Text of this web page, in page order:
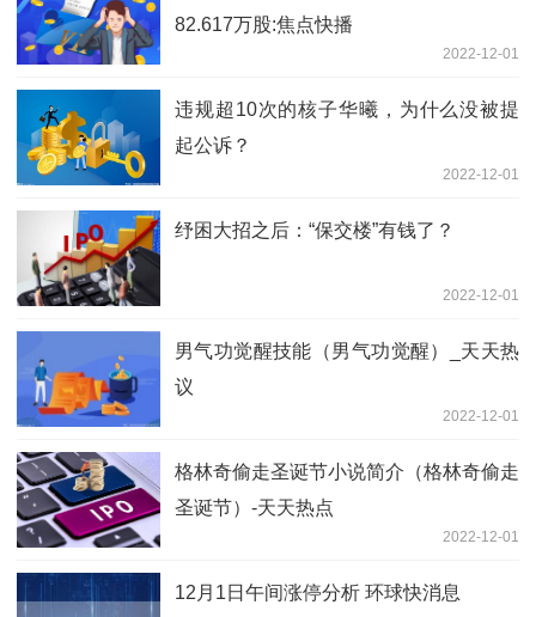
82.617万股:焦点快播
2022-12-01
违规超10次的核子华曦，为什么没被提
起公诉？
2022-12-01
纾困大招之后：“保交楼”有钱了？
2022-12-01
男气功觉醒技能（男气功觉醒）_天天热
议
2022-12-01
格林奇偷走圣诞节小说简介（格林奇偷走
圣诞节）-天天热点
2022-12-01
12月1日午间涨停分析 环球快消息